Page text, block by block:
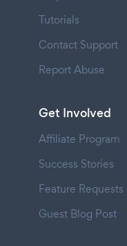
Tutorials
Contact Support
Report Abuse
Get Involved
Affiliate Program
Success Stories
Feature Requests
Guest Blog Post